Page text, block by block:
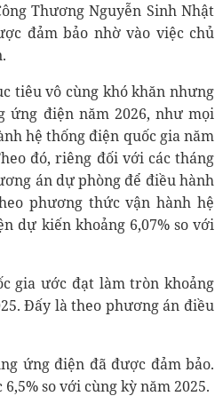
Thương Nguyễn Sinh Nhật
đảm bảo nhờ vào việc chủ
tiêu vô cùng khó khăn nhưng
ứng điện năm 2026, như mọi
hệ thống điện quốc gia năm
đó, riêng đối với các tháng
án dự phòng để điều hành
phương thức vận hành hệ
dự kiến khoảng 6,07% so với
gia ước đạt làm tròn khoảng
Đấy là theo phương án điều
ứng điện đã được đảm bảo.
so với cùng kỳ năm 2025.